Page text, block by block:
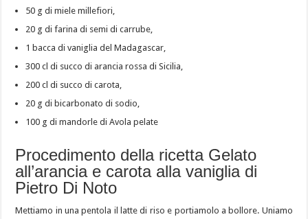
50 g di miele millefiori,
20 g di farina di semi di carrube,
1 bacca di vaniglia del Madagascar,
300 cl di succo di arancia rossa di Sicilia,
200 cl di succo di carota,
20 g di bicarbonato di sodio,
100 g di mandorle di Avola pelate
Procedimento della ricetta Gelato
all’arancia e carota alla vaniglia di
Pietro Di Noto
Mettiamo in una pentola il latte di riso e portiamolo a bollore. Uniamo